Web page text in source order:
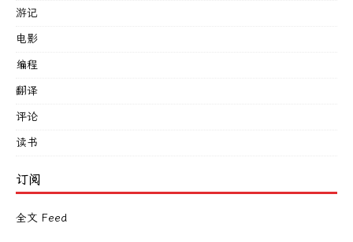
游记
电影
编程
翻译
评论
读书
订阅
全文 Feed